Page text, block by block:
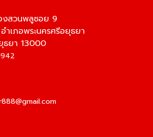
งสวนพลูซอย 9
เภอพระนครศรีอยุธยา
ธยา 13000